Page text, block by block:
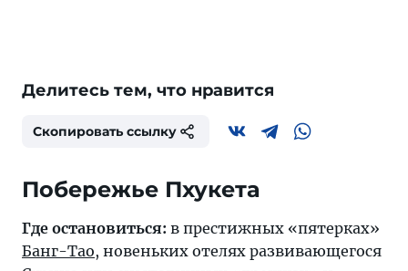
Делитесь тем, что нравится
Скопировать ссылку
Где остановиться: в престижных «пятерках»
Банг-Тао, новеньких отелях развивающегося